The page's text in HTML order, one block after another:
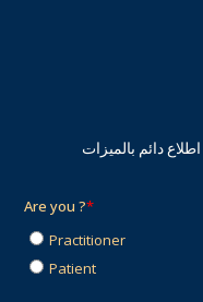
دائم بالميزات